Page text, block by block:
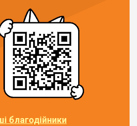
благодійники